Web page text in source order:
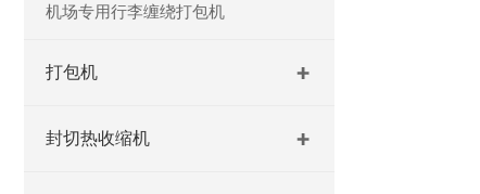
机场专用行李缠绕打包机
打包机
封切热收缩机